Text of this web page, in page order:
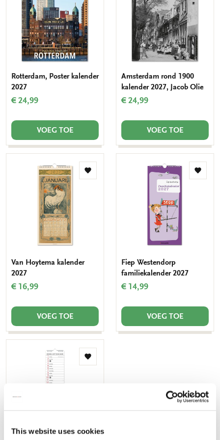
This website uses cookies
verlanglijst
Rotterdam, Poster kalender
2027
€ 24,99
VOEG TOE
Amsterdam rond 1900
kalender 2027, Jacob Olie
€ 24,99
VOEG TOE
Toevoegen
Van Hoytema kalender
2027
€ 16,99
VOEG TOE
Fiep Westendorp
familiekalender 2027
€ 14,99
VOEG TOE
Toevoegen